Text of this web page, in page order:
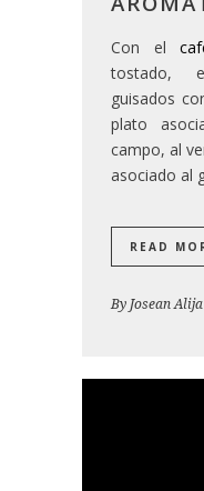
Con el
tostado,
guisados
plato
campo, al
asociado al
READ
By Josean Alija